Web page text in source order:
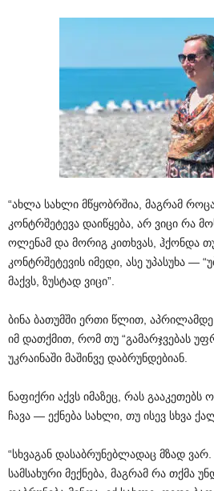
“ახლა სახლი მწყობრშია, მაგრამ
კონტრშეტევა დაიწყება, არ ვიცი რა
ოლენამ და მორიგ კითხვას, ჰქონდა
კონტრშეტევის იმედი, ასე უპასუხა —
მაქვს, ზუსტად ვიცი”.
ბინა ბათუმში ერთი წლით, აპრილამდე
იმ დათქმით, რომ თუ “გამარჯვებას
უკრაინაში მაშინვე დაბრუნდებიან.
ნაფიქრი აქვს იმაზეც, რას გააკეთებს
ჩავა — ექნება სახლი, თუ ისევ სხვა
“სხვაგან დასაბრუნებლადაც მზად
სამსახური მექნება, მაგრამ რა თქმა